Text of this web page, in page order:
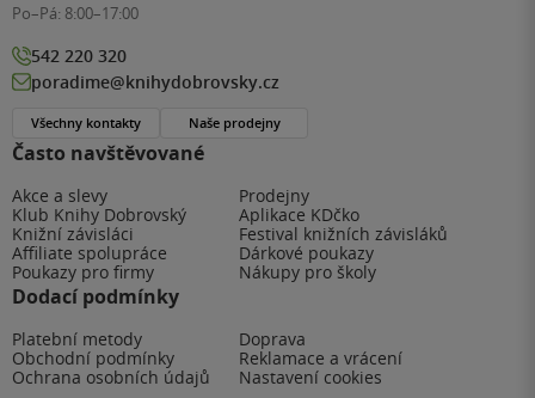
Často navštěvované
Akce a slevy
Prodejny
Klub Knihy Dobrovský
Aplikace KDčko
Knižní závisláci
Festival knižních závisláků
Affiliate spolupráce
Dárkové poukazy
Poukazy pro firmy
Nákupy pro školy
Dodací podmínky
Platební metody
Doprava
Obchodní podmínky
Reklamace a vrácení
Ochrana osobních údajů
Nastavení cookies
Po–Pá: 8:00–17:00
542 220 320
poradime@knihydobrovsky.cz
Všechny kontakty Naše prodejny